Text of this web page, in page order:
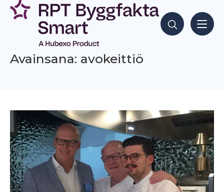
Siirry
sisältöön
Hae sisältöjä
Avainsana: avokeittiö